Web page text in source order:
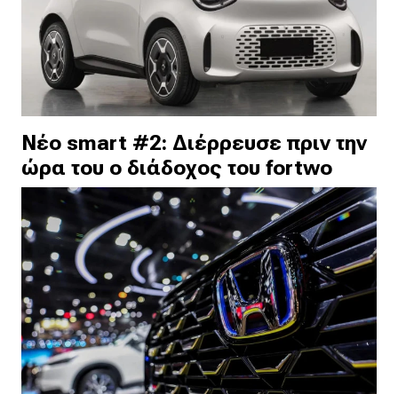
Νέο smart #2: Διέρρευσε πριν την
ώρα του ο διάδοχος του fortwo